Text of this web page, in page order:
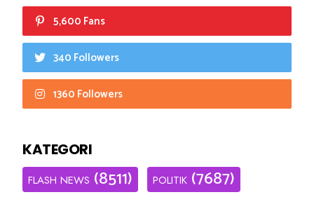
5,600 Fans
340 Followers
1360 Followers
KATEGORI
FLASH NEWS (8511) POLITIK (7687)